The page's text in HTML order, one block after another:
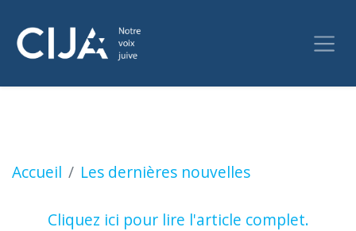
Accueil Les dernières nouvelles
Le Canada rétablira son financement à
Cliquez ici pour lire l'article complet.